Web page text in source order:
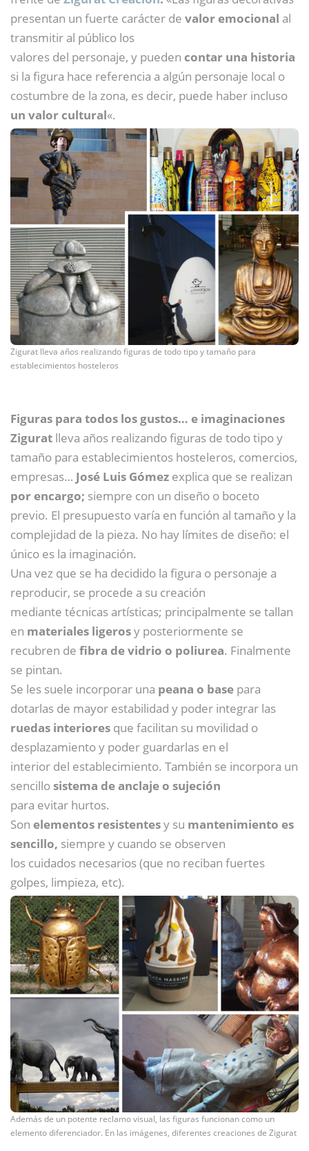
presentan un fuerte carácter de valor emocional al
transmitir al público los
valores del personaje, y pueden contar una historia
si la figura hace referencia a algún personaje local o
costumbre de la zona, es decir, puede haber incluso
un valor cultural«.
Zigurat lleva años realizando figuras de todo tipo y tamaño para
establecimientos hosteleros
Figuras para todos los gustos… e imaginaciones
Zigurat lleva años realizando figuras de todo tipo y
tamaño para establecimientos hosteleros, comercios,
empresas… José Luis Gómez explica que se realizan
por encargo; siempre con un diseño o boceto
previo. El presupuesto varía en función al tamaño y la
complejidad de la pieza. No hay límites de diseño: el
único es la imaginación.
Una vez que se ha decidido la figura o personaje a
reproducir, se procede a su creación
mediante técnicas artísticas; principalmente se tallan
en materiales ligerosy posteriormente se
recubren de fibra de vidrio o poliurea. Finalmente
se pintan.
Se les suele incorporar una peana o base para
dotarlas de mayor estabilidad y poder integrar las
ruedas interiores que facilitan su movilidad o
desplazamiento y poder guardarlas en el
interior del establecimiento. También se incorpora un
sencillosistema de anclaje o sujeción
para evitar hurtos.
Son elementos resistentesy su mantenimiento es
sencillo, siempre y cuando se observen
los cuidados necesarios (que no reciban fuertes
golpes, limpieza, etc).
Además de un potente reclamo visual, las figuras funcionan como un
elemento diferenciador. En las imágenes, diferentes creaciones de Zigurat